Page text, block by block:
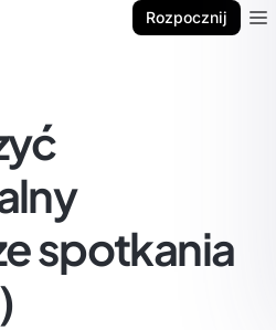
Rozpocznij
spotkania